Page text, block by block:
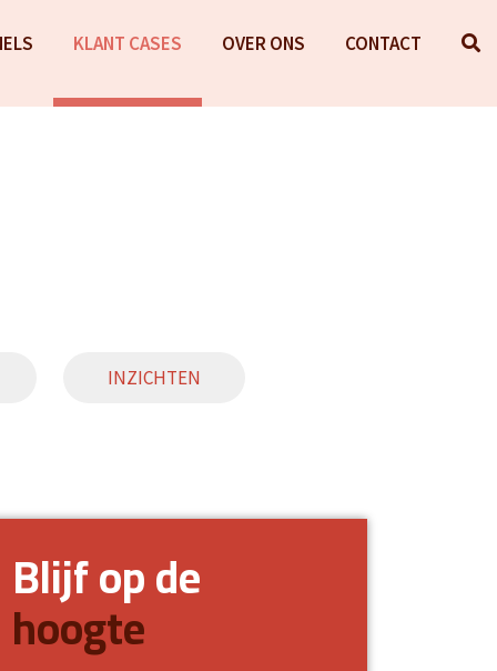
KLANT CASES OVER ONS CONTACT
INZICHTEN
Blijf op de
hoogte